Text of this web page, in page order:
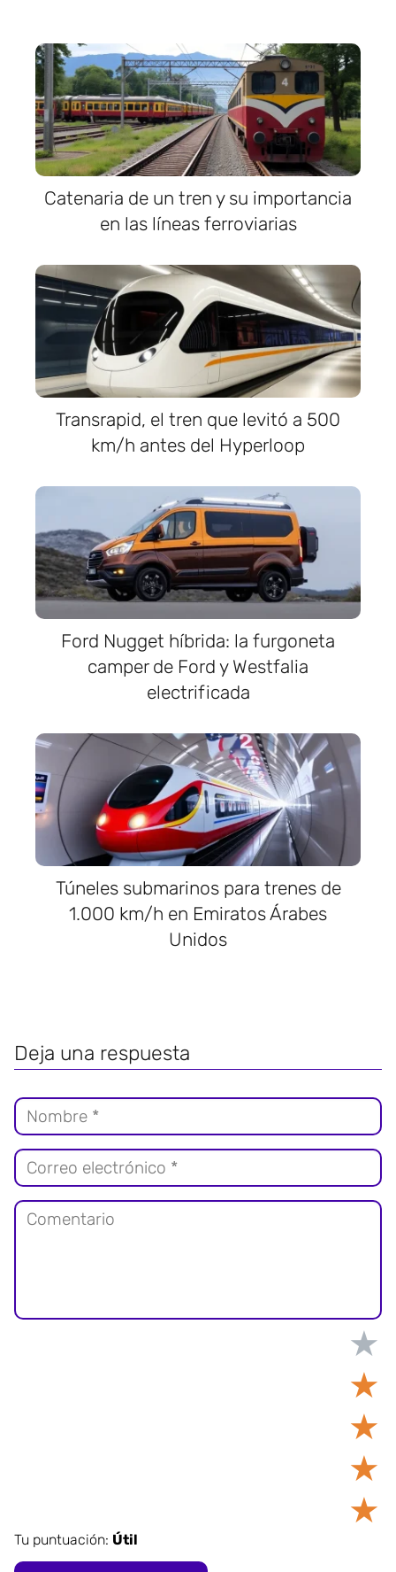
Catenaria de un tren y su importancia
en las líneas ferroviarias
Transrapid, el tren que levitó a 500
km/h antes del Hyperloop
Ford Nugget híbrida: la furgoneta
camper de Ford y Westfalia
electrificada
Túneles submarinos para trenes de
1.000 km/h en Emiratos Árabes
Unidos
Deja una respuesta
★
★
★
★
★
Tu puntuación: Útil